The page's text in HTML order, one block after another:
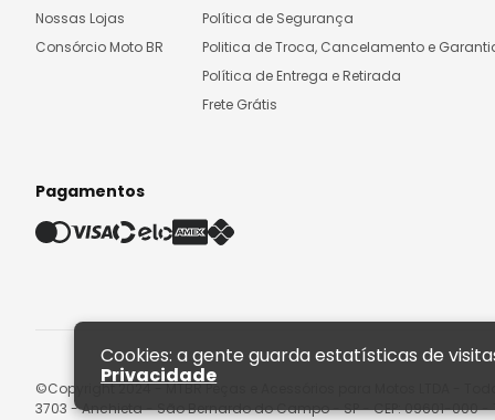
Cookies: a gente guarda estatísticas de
Privacidade
Nossas Lojas
Consórcio Moto BR
Política de Segurança
Politica de Troca, Cancelamento e
Política de Entrega e Retirada
Frete Grátis
Pagamentos
©Copyright 2024 - MTBR Peças e Acessórios para Motos LTDA -
3703 - Anchieta - São Bernardo do Campo - SP - CEP: 09601-000 -